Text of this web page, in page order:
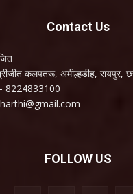
Contact Us
कलपतरू, अमील्हडीह, रायपुर,
8224833100
FOLLOW US